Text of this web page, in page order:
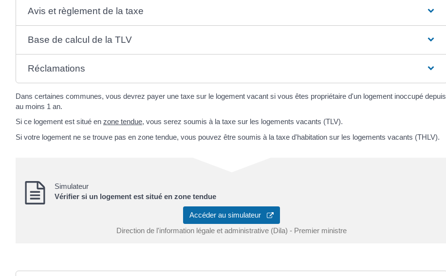
Avis et règlement de la taxe
Base de calcul de la TLV
Réclamations
Dans certaines communes, vous devrez payer une taxe sur le logement vacant si vous êtes propriétaire d'un logement inoccupé depuis
au moins 1 an.
Si ce logement est situé en zone tendue, vous serez soumis à la taxe sur les logements vacants (TLV).
Si votre logement ne se trouve pas en zone tendue, vous pouvez être soumis à la taxe d'habitation sur les logements vacants (THLV).
Simulateur
Vérifier si un logement est situé en zone tendue
Accéder au simulateur
Direction de l'information légale et administrative (Dila) - Premier ministre